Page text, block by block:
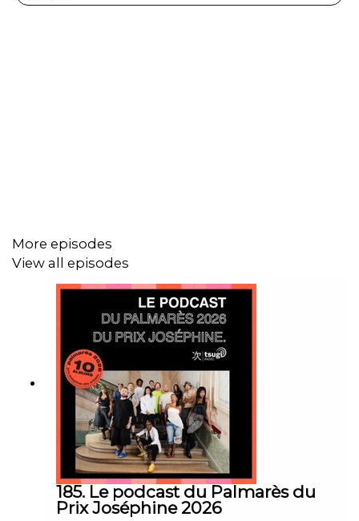
More episodes
View all episodes
185. Le podcast du Palmarès du
Prix Joséphine 2026